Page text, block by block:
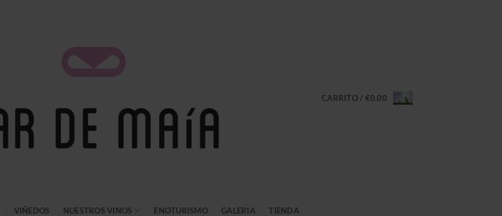
CARRITO / €0.00
VIÑEDOS NUESTROS VINOS ENOTURISMO GALERIA TIENDA